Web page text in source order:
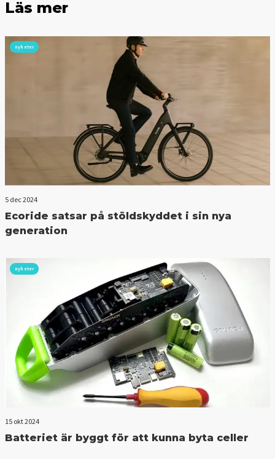
Läs mer
nyheter
5 dec 2024
Ecoride satsar på stöldskyddet i sin nya
generation
nyheter
15 okt 2024
Batteriet är byggt för att kunna byta celler